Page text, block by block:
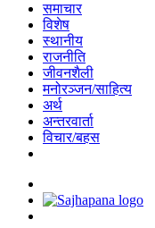
समाचार
विशेष
स्थानीय
राजनीति
जीवनशैली
मनोरञ्जन/साहित्य
अर्थ
अन्तरवार्ता
विचार/बहस